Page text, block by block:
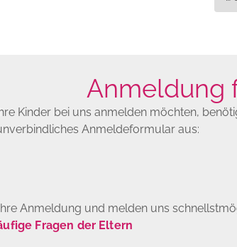
Anmeldung
Kinder bei uns anmelden möchten,
Anmeldeformular aus:
Anmeldung und melden uns
Fragen der Eltern